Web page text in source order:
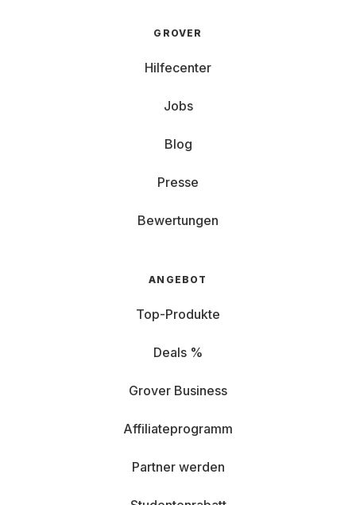
GROVER
Hilfecenter
Jobs
Blog
Presse
Bewertungen
ANGEBOT
Top-Produkte
Deals %
Grover Business
Affiliateprogramm
Partner werden